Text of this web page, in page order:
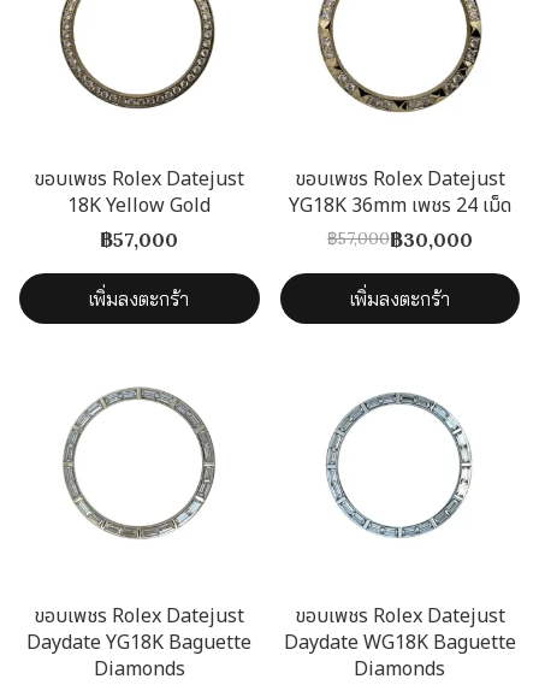
ขอบเพชร Rolex Datejust
18K Yellow Gold
฿57,000
เพิ่มลงตะกร้า
ขอบเพชร Rolex Datejust
YG18K 36mm เพชร 24 เม็ด
฿57,000฿30,000
เพิ่มลงตะกร้า
ขอบเพชร Rolex Datejust
Daydate YG18K Baguette
Diamonds
ขอบเพชร Rolex Datejust
Daydate WG18K Baguette
Diamonds